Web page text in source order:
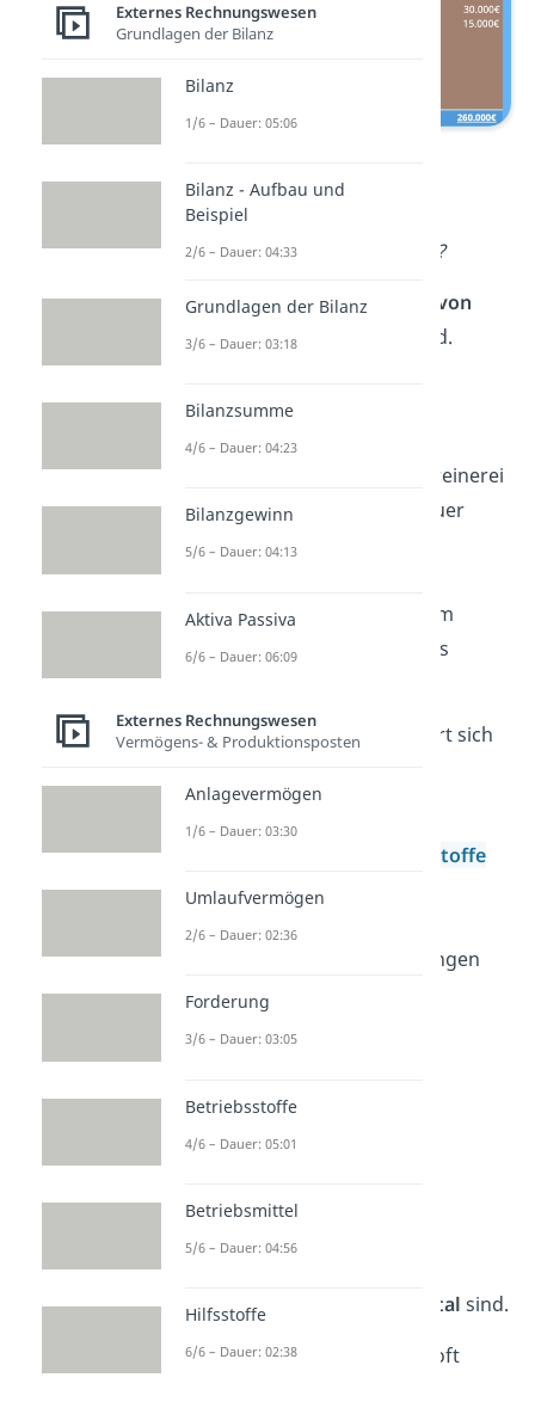
Aktiva:Wofür werden die
finanziellen Mittel eingesetzt?
Hierzeigt sich, in welche
Art von
Güterdas Geld investiert wird.
beispielsweise Grundstücke,
Maschinen oder die
Betriebsausstattung der Schreinerei
sein. Ihre Nutzung ist auf Dauer
angelegt.Umlaufvermögen
Nutzungsdauer gerichtet, zum
Beispiel die Rohstoffe, wie das
DasUmlaufvermögen gliedertsich
Unterpunkte:
Betriebsstoffe
Unfertige und fertige
Erzeugnisse
Forderungen aus Lieferungen
und Leistungen
Bankguthaben
finanziellen Mittel?
Finanzierungsstruktur
Eigenkapital
Fremdkapital sind.
Das Fremdkapital
setzt sich oft
Externes Rechnungswesen
Grundlagen der Bilanz
Bilanz
1/6 – Dauer: 05:06
Bilanz - Aufbau und
Beispiel
2/6 – Dauer: 04:33
Grundlagen der Bilanz
3/6 – Dauer: 03:18
Bilanzsumme
4/6 – Dauer: 04:23
Bilanzgewinn
5/6 – Dauer: 04:13
Aktiva Passiva
6/6 – Dauer: 06:09
Externes Rechnungswesen
Vermögens- & Produktionsposten
Anlagevermögen
1/6 – Dauer: 03:30
Umlaufvermögen
2/6 – Dauer: 02:36
Forderung
3/6 – Dauer: 03:05
Betriebsstoffe
4/6 – Dauer: 05:01
Betriebsmittel
5/6 – Dauer: 04:56
Hilfsstoffe
6/6 – Dauer: 02:38